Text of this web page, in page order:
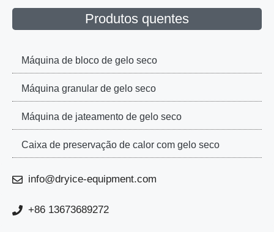
Produtos quentes
Máquina de bloco de gelo seco
Máquina granular de gelo seco
Máquina de jateamento de gelo seco
Caixa de preservação de calor com gelo seco
info@dryice-equipment.com
+86 13673689272